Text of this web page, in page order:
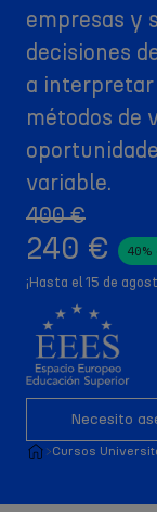
empresas y
decisiones
a interpretar
métodos de
variable.
400 €
240 € 40%
¡Hasta el 15 de
Necesito
Cursos